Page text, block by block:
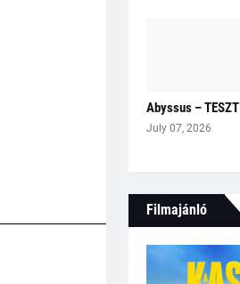
Abyssus – TESZT
July 07, 2026
Filmajánló